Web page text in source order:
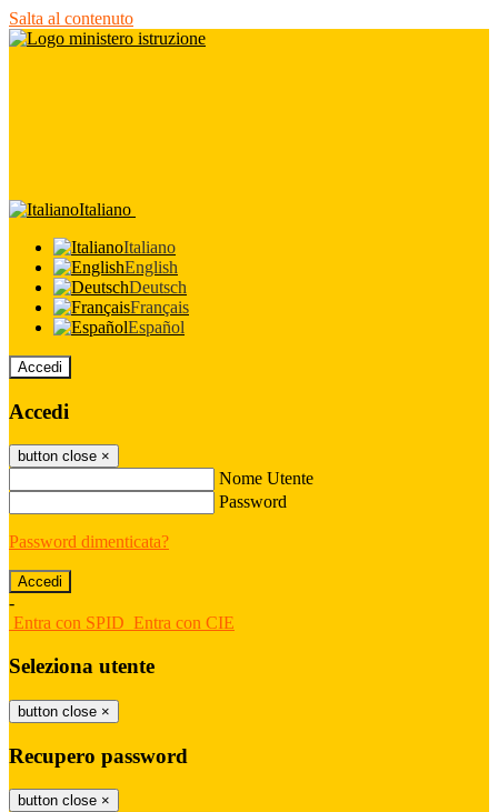
Salta al contenuto
Italiano
Italiano
English
Deutsch
Français
Español
Accedi
Accedi
button close ×
Nome Utente
Password
Password dimenticata?
-
Entra con SPID Entra con CIE
Seleziona utente
button close ×
Recupero password
button close ×